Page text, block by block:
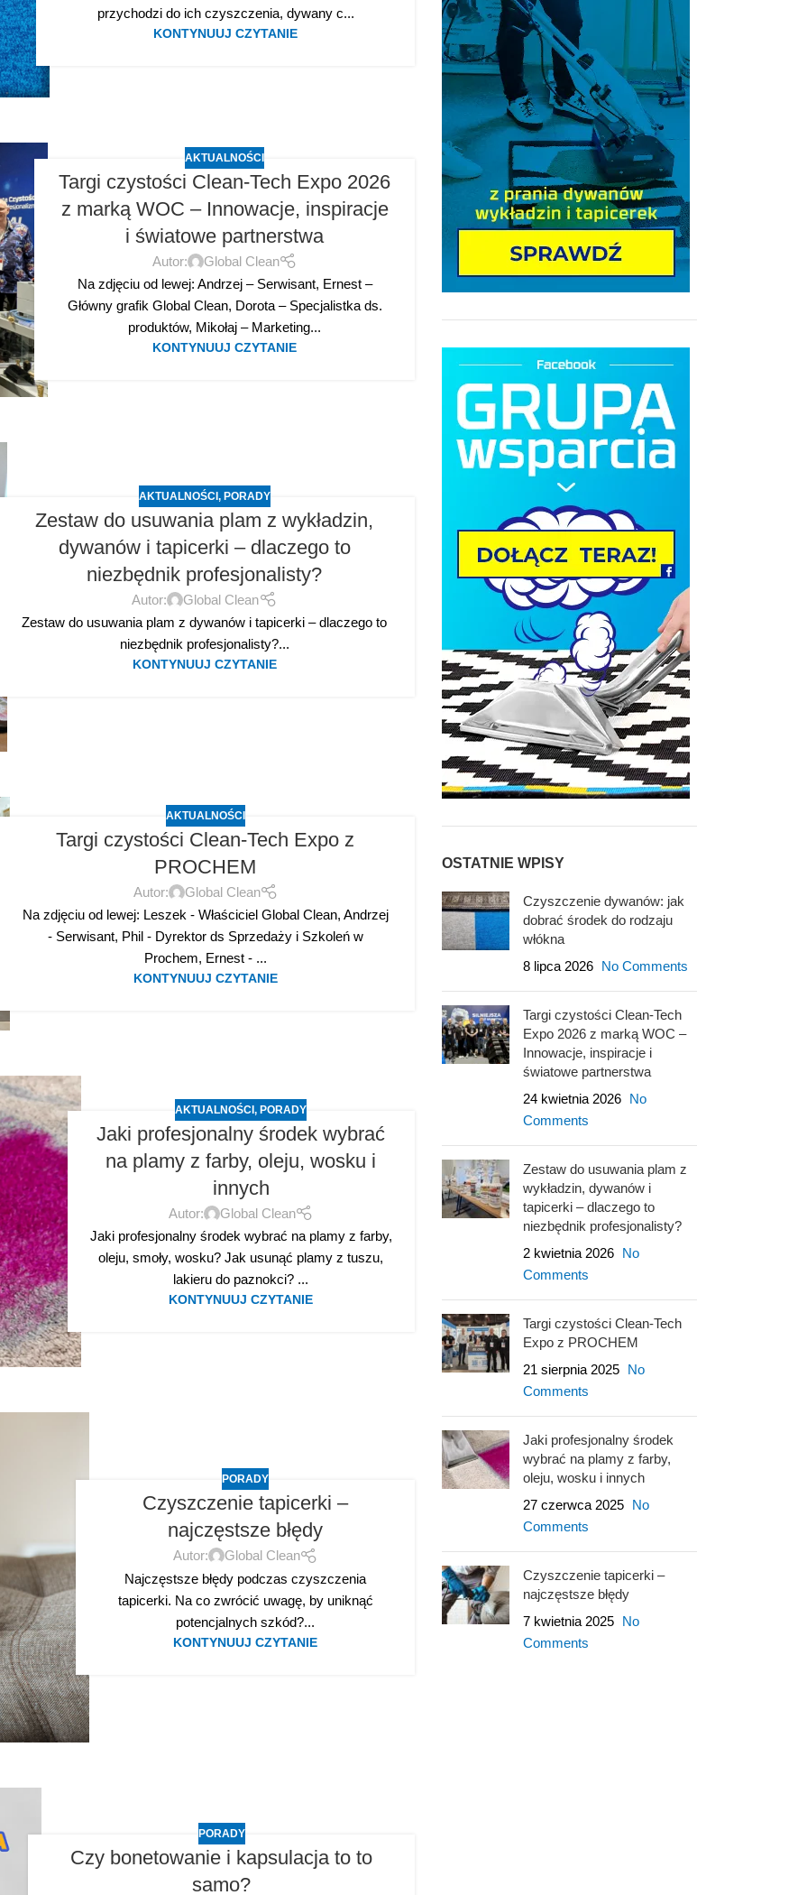
przychodzi do ich czyszczenia, dywany c...
KONTYNUUJ CZYTANIE
AKTUALNOŚCI
Targi czystości Clean-Tech Expo 2026
z marką WOC – Innowacje, inspiracje
i światowe partnerstwa
Autor:
Global Clean
Na zdjęciu od lewej: Andrzej – Serwisant, Ernest –
Główny grafik Global Clean, Dorota – Specjalistka ds.
produktów, Mikołaj – Marketing...
KONTYNUUJ CZYTANIE
AKTUALNOŚCI, PORADY
Zestaw do usuwania plam z wykładzin,
dywanów i tapicerki – dlaczego to
niezbędnik profesjonalisty?
Autor:
Global Clean
Zestaw do usuwania plam z dywanów i tapicerki – dlaczego to
niezbędnik profesjonalisty?...
KONTYNUUJ CZYTANIE
AKTUALNOŚCI
Targi czystości Clean-Tech Expo z
PROCHEM
Autor:
Global Clean
Na zdjęciu od lewej: Leszek - Właściciel Global Clean, Andrzej
- Serwisant, Phil - Dyrektor ds Sprzedaży i Szkoleń w
Prochem, Ernest - ...
KONTYNUUJ CZYTANIE
AKTUALNOŚCI,PORADY
Jaki profesjonalny środek wybrać
na plamy z farby, oleju, wosku i
innych
Autor:
Global Clean
Jaki profesjonalny środek wybrać na plamy z farby,
oleju, smoły, wosku? Jak usunąć plamy z tuszu,
lakieru do paznokci? ...
KONTYNUUJ CZYTANIE
PORADY
Czyszczenie tapicerki –
najczęstsze błędy
Autor:
Global Clean
Najczęstsze błędy podczas czyszczenia
tapicerki. Na co zwrócić uwagę, by uniknąć
potencjalnych szkód?...
KONTYNUUJ CZYTANIE
PORADY
Czy bonetowanie i kapsulacja to to
samo?
OSTATNIE WPISY
Czyszczenie dywanów: jak
dobrać środek do rodzaju
włókna
8 lipca 2026 No Comments
Targi czystości Clean-Tech
Expo 2026 z marką WOC –
Innowacje, inspiracje i
światowe partnerstwa
24 kwietnia 2026 No
Comments
Zestaw do usuwania plam z
wykładzin, dywanów i
tapicerki – dlaczego to
niezbędnik profesjonalisty?
2 kwietnia 2026 No
Comments
Targi czystości Clean-Tech
Expo z PROCHEM
21 sierpnia 2025 No
Comments
Jaki profesjonalny środek
wybrać na plamy z farby,
oleju, wosku i innych
27 czerwca 2025 No
Comments
Czyszczenie tapicerki –
najczęstsze błędy
7 kwietnia 2025 No
Comments